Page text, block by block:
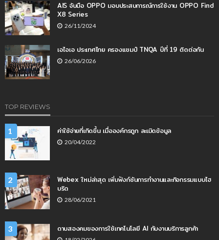
AIS จับมือ OPPO มอบประสบการณ์การใช้งาน OPPO Find
X8 Series
26/11/2024
เอไอเอ ประเทศไทย ครองแชมป์ TNQA ปีที่ 19 ติดต่อกัน
26/06/2026
TOP REVIEWS
1 ค่าใช้จ่ายที่เกิดขึ้น เมื่อองค์กรถูก ละเมิดข้อมูล
20/04/2022
2
Webex ใหม่ล่าสุด เพิ่มฟังก์ชันการทำงานและกิจกรรมแบบไฮ
บริด
28/06/2021
3 ดาบสองคมของการใช้เทคโนโลยี AI กับงานบริการลูกค้า